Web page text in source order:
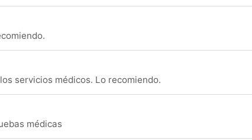
servicios médicos. Lo recomiendo.
médicas